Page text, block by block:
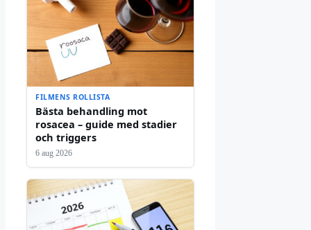
FILMENS ROLLISTA
Bästa behandling mot
rosacea – guide med stadier
och triggers
6 aug 2026